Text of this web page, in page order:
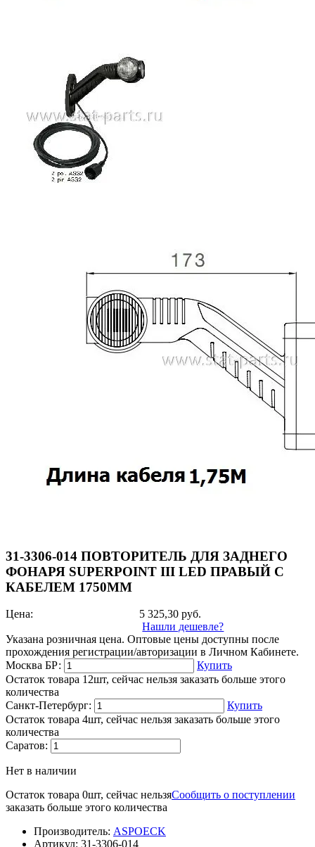
31-3306-014 ПОВТОРИТЕЛЬ ДЛЯ ЗАДНЕГО
ФОНАРЯ SUPERPOINT III LED ПРАВЫЙ С
КАБЕЛЕМ 1750ММ
Цена: 5 325,30руб.
Нашли дешевле?
Указана розничная цена. Оптовые цены доступны после
прохождения регистрации/авторизации в Личном Кабинете.
Москва БР:
Купить
Остаток товара 12шт, сейчас нельзя заказать больше этого
количества
Санкт-Петербург:
Купить
Остаток товара 4шт, сейчас нельзя заказать больше этого
количества
Саратов:
Нет в наличии
Сообщить о поступлении
Остаток товара 0шт, сейчас нельзя
заказать больше этого количества
Производитель: ASPOECK
Артикул: 31-3306-014